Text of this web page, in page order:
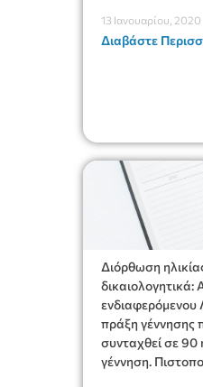
Μητρώου
διαγραφή από τα
13 Ιανουαρίου, 2020
Διαβάστε
Διόρθωση
δικαιολογητικά:
ενδιαφερόμενου
πράξη γέννησης
συνταχθεί σε 90
γέννηση.